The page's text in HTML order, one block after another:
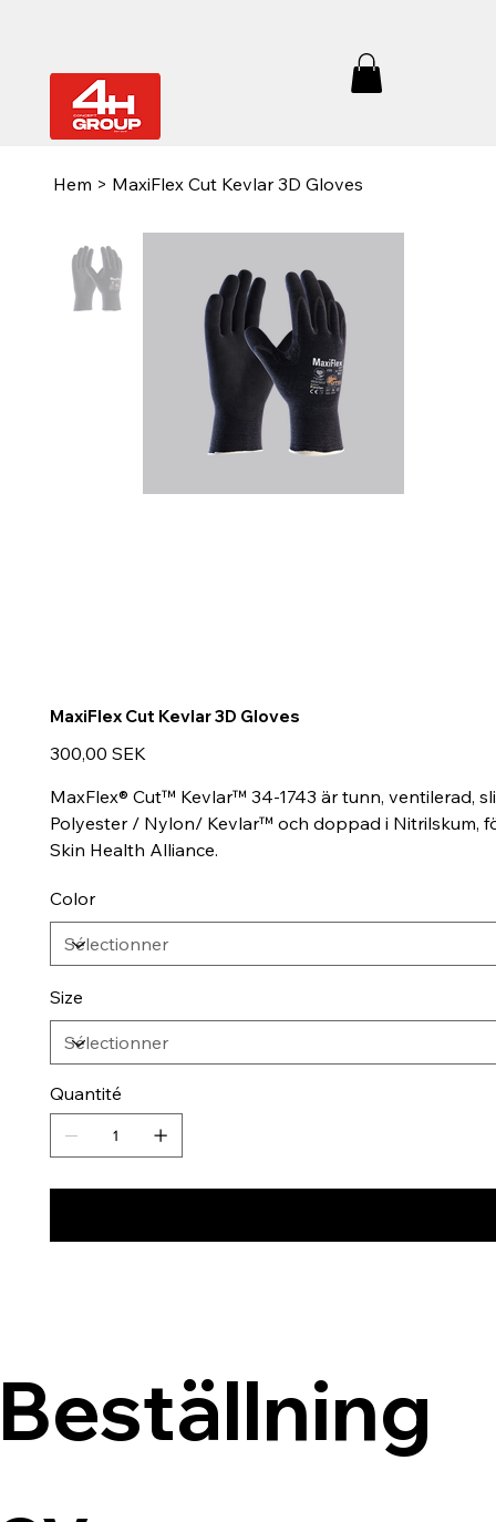
Hem > MaxiFlex Cut Kevlar 3D Gloves
MaxiFlex Cut Kevlar 3D Gloves
Prix
300,00 SEK
MaxFlex® Cut™ Kevlar™ 34-1743 är tunn, ventilerad,
Polyester / Nylon/ Kevlar™ och doppad i Nitrilskum,
Skin Health Alliance.
Color
Size
Quantité